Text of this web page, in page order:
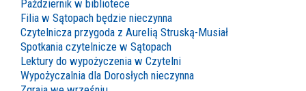
Październik w bibliotece
Filia w Sątopach będzie nieczynna
Czytelnicza przygoda z Aurelią Struską-Musiał
Spotkania czytelnicze w Sątopach
Lektury do wypożyczenia w Czytelni
Wypożyczalnia dla Dorosłych nieczynna